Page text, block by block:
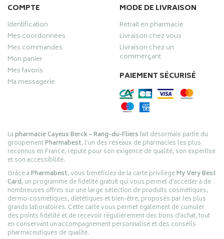
COMPTE
Identification
Mes coordonnées
Mes commandes
Mon panier
Mes favoris
Ma messagerie
MODE DE LIVRAISON
Retrait en pharmacie
Livraison chez vous
Livraison chez un
commerçant
PAIEMENT SÉCURISÉ
Lapharmacie Cayeux Berck – Rang-du-Fliersfait désormais partie du
groupementPharmabest, l’un des réseaux de pharmacies les plus
reconnus en France, réputé pour son exigence de qualité, son expertise
et son accessibilité.
Grâce àPharmabest, vous bénéficiez de la carte privilègeMy Very Best
Card, un programme de fidélité gratuit qui vous permet d’accéder à de
nombreuses offres sur une large sélection de produits cosmétiques,
dermo-cosmétiques, diététiques et bien-être, proposés par les plus
grands laboratoires. Cette carte vous permet également de cumuler
des points fidélité et de recevoir régulièrement des bons d’achat, tout
en conservant un accompagnement personnalisé et des conseils
pharmaceutiques de qualité.